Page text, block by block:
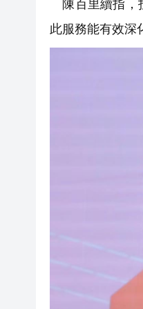
陳百里續指，
此服務能有效深